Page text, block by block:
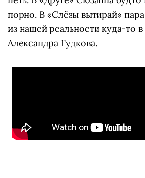
порно. В «Слёзы вытирай» пара
из нашей реальности куда-то
Александра Гудкова.